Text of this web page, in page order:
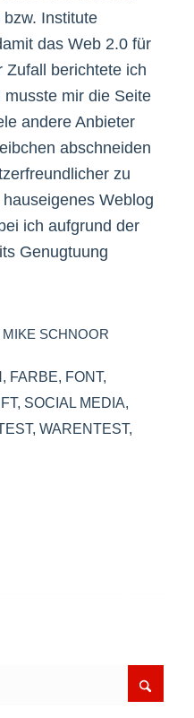
Institute
das Web 2.0 für
Zufall berichtete ich
mir die Seite
andere Anbieter
abschneiden
zu
Weblog
ich aufgrund der
Genugtuung
MIKE SCHNOOR
, FARBE, FONT,
, SOCIAL MEDIA,
, WARENTEST,